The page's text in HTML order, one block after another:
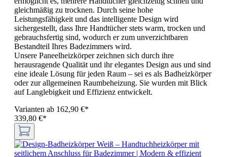
gleichmäßig zu trocknen. Durch seine hohe
Leistungsfähigkeit und das intelligente Design wird
sichergestellt, dass Ihre Handtücher stets warm, trocken und
gebrauchsfertig sind, wodurch er zum unverzichtbaren
Bestandteil Ihres Badezimmers wird.
Unsere Paneelheizkörper zeichnen sich durch ihre
herausragende Qualität und ihr elegantes Design aus und sind
eine ideale Lösung für jeden Raum – sei es als Badheizkörper
oder zur allgemeinen Raumbeheizung. Sie wurden mit Blick
auf Langlebigkeit und Effizienz entwickelt.
Varianten ab 162,90 €*
339,80 €*